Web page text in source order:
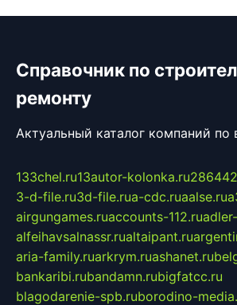
Справочник по
ремонту
Актуальный каталог компаний по
133chel.ru13autor-kolonka.ru
3-d-file.ru3d-file.rua-cdc.ruaalse.ru
airgungames.ruaccounts-112.ru
alfeihavsalnassr.rualtaipant.ru
aria-family.ruarkrym.ruashanet.ru
bankaribi.rubandamn.rubigfatcc.ru
blagodarenie-spb.ruborodino-